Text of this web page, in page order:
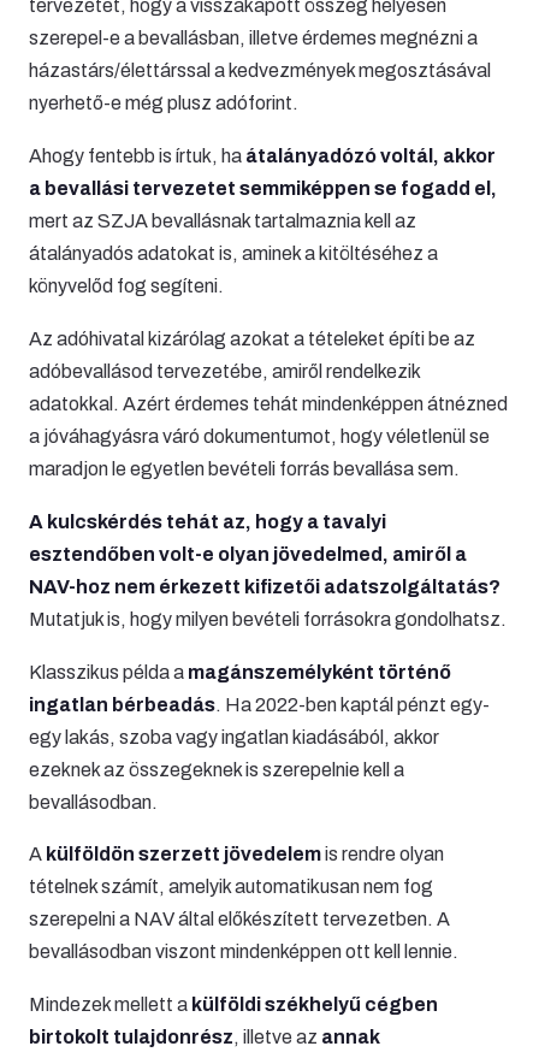
tervezetet, hogy a visszakapott összeg helyesen
szerepel-e a bevallásban, illetve érdemes megnézni a
házastárs/élettárssal a kedvezmények megosztásával
nyerhető-e még plusz adóforint.
Ahogy fentebb is írtuk, ha átalányadózó voltál, akkor
a bevallási tervezetet semmiképpen se fogadd el,
mert az SZJA bevallásnak tartalmaznia kell az
átalányadós adatokat is, aminek a kitöltéséhez a
könyvelőd fog segíteni.
Az adóhivatal kizárólag azokat a tételeket építi be az
adóbevallásod tervezetébe, amiről rendelkezik
adatokkal. Azért érdemes tehát mindenképpen átnézned
a jóváhagyásra váró dokumentumot, hogy véletlenül se
maradjon le egyetlen bevételi forrás bevallása sem.
A kulcskérdés tehát az, hogy a tavalyi
esztendőben volt-e olyan jövedelmed, amiről a
NAV-hoz nem érkezett kifizetői adatszolgáltatás?
Mutatjuk is, hogy milyen bevételi forrásokra gondolhatsz.
Klasszikus példa a magánszemélyként történő
ingatlan bérbeadás. Ha 2022-ben kaptál pénzt egy-
egy lakás, szoba vagy ingatlan kiadásából, akkor
ezeknek az összegeknek is szerepelnie kell a
bevallásodban.
A külföldön szerzett jövedelemis rendre olyan
tételnek számít, amelyik automatikusan nem fog
szerepelni a NAV által előkészített tervezetben. A
bevallásodban viszont mindenképpen ott kell lennie.
Mindezek mellett a külföldi székhelyű cégben
birtokolt tulajdonrész, illetve az annak